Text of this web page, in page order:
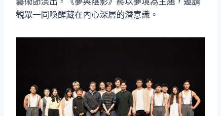
觀眾一同喚醒藏在內心深層的潛意識。